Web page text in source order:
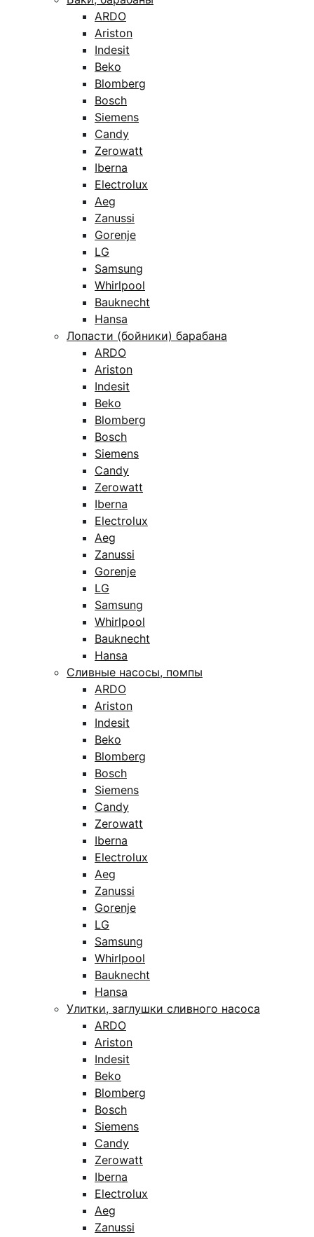
ARDO
Ariston
Indesit
Beko
Blomberg
Bosch
Siemens
Candy
Zerowatt
Iberna
Electrolux
Aeg
Zanussi
Gorenje
LG
Samsung
Whirlpool
Bauknecht
Hansa
Лопасти (бойники) барабана
ARDO
Ariston
Indesit
Beko
Blomberg
Bosch
Siemens
Candy
Zerowatt
Iberna
Electrolux
Aeg
Zanussi
Gorenje
LG
Samsung
Whirlpool
Bauknecht
Hansa
Сливные насосы, помпы
ARDO
Ariston
Indesit
Beko
Blomberg
Bosch
Siemens
Candy
Zerowatt
Iberna
Electrolux
Aeg
Zanussi
Gorenje
LG
Samsung
Whirlpool
Bauknecht
Hansa
Улитки, заглушки сливного насоса
ARDO
Ariston
Indesit
Beko
Blomberg
Bosch
Siemens
Candy
Zerowatt
Iberna
Electrolux
Aeg
Zanussi